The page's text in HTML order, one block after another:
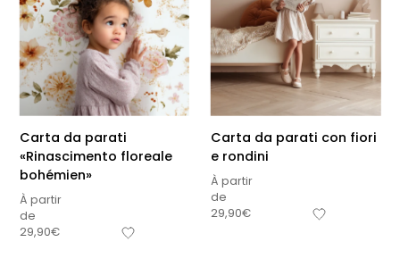
Sous-total
Carta da parati
«Rinascimento floreale
bohémien»
À partir
de
29,90€
Carta da parati con fiori
e rondini
À partir
de
29,90€